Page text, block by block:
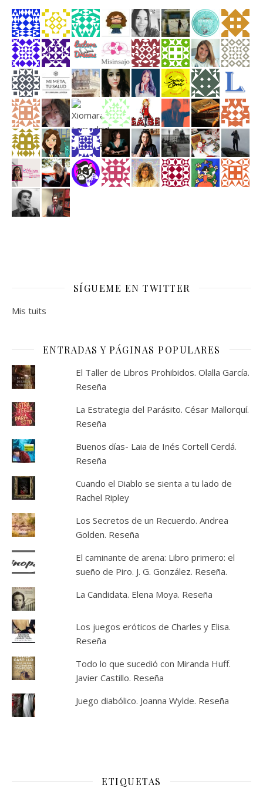
SÍGUEME EN TWITTER
Mis tuits
ENTRADAS Y PÁGINAS POPULARES
El Taller de Libros Prohibidos. Olalla García.
Reseña
La Estrategia del Parásito. César Mallorquí.
Reseña
Buenos días- Laia de Inés Cortell Cerdá.
Reseña
Cuando el Diablo se sienta a tu lado de
Rachel Ripley
Los Secretos de un Recuerdo. Andrea
Golden. Reseña
El caminante de arena: Libro primero: el
sueño de Piro. J. G. González. Reseña.
La Candidata. Elena Moya. Reseña
Los juegos eróticos de Charles y Elisa.
Reseña
Todo lo que sucedió con Miranda Huff.
Javier Castillo. Reseña
Juego diabólico. Joanna Wylde. Reseña
ETIQUETAS